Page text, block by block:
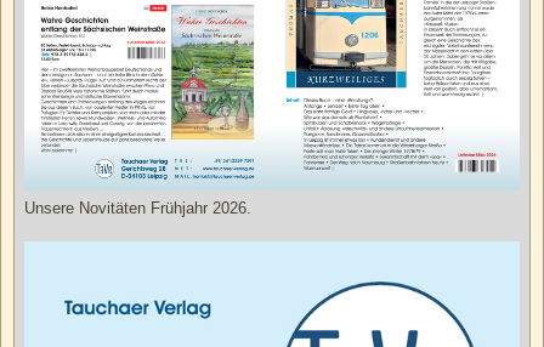
Unsere Novitäten Frühjahr 2026.